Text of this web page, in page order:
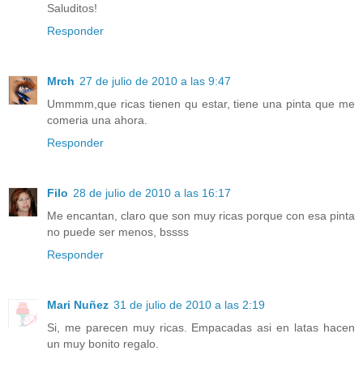
Saluditos!
Responder
Mrch 27 de julio de 2010 a las 9:47
Ummmm,que ricas tienen qu estar, tiene una pinta que me
comeria una ahora.
Responder
Filo 28 de julio de 2010 a las 16:17
Me encantan, claro que son muy ricas porque con esa pinta
no puede ser menos, bssss
Responder
Mari Nuñez 31 de julio de 2010 a las 2:19
Si, me parecen muy ricas. Empacadas asi en latas hacen
un muy bonito regalo.